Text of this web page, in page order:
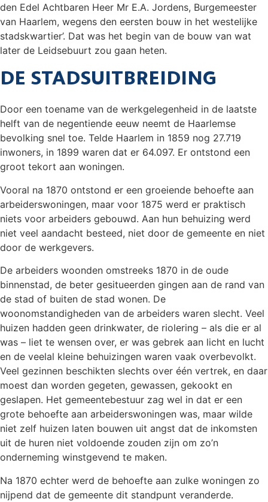
den Edel Achtbaren Heer Mr E.A. Jordens, Burgemeester
van Haarlem, wegens den eersten bouw in het westelijke
stadskwartier’. Dat was het begin van de bouw van wat
later de Leidsebuurt zou gaan heten.
DE STADSUITBREIDING
Door een toename van de werkgelegenheid in de laatste
helft van de negentiende eeuw neemt de Haarlemse
bevolking snel toe. Telde Haarlem in 1859 nog 27.719
inwoners, in 1899 waren dat er 64.097. Er ontstond een
groot tekort aan woningen.
Vooral na 1870 ontstond er een groeiende behoefte aan
arbeiderswoningen, maar voor 1875 werd er praktisch
niets voor arbeiders gebouwd. Aan hun behuizing werd
niet veel aandacht besteed, niet door de gemeente en niet
door de werkgevers.
De arbeiders woonden omstreeks 1870 in de oude
binnenstad, de beter gesitueerden gingen aan de rand van
de stad of buiten de stad wonen. De
woonomstandigheden van de arbeiders waren slecht. Veel
huizen hadden geen drinkwater, de riolering – als die er al
was – liet te wensen over, er was gebrek aan licht en lucht
en de veelal kleine behuizingen waren vaak overbevolkt.
Veel gezinnen beschikten slechts over één vertrek, en daar
moest dan worden gegeten, gewassen, gekookt en
geslapen. Het gemeentebestuur zag wel in dat er een
grote behoefte aan arbeiderswoningen was, maar wilde
niet zelf huizen laten bouwen uit angst dat de inkomsten
uit de huren niet voldoende zouden zijn om zo’n
onderneming winstgevend te maken.
Na 1870 echter werd de behoefte aan zulke woningen zo
nijpend dat de gemeente dit standpunt veranderde.